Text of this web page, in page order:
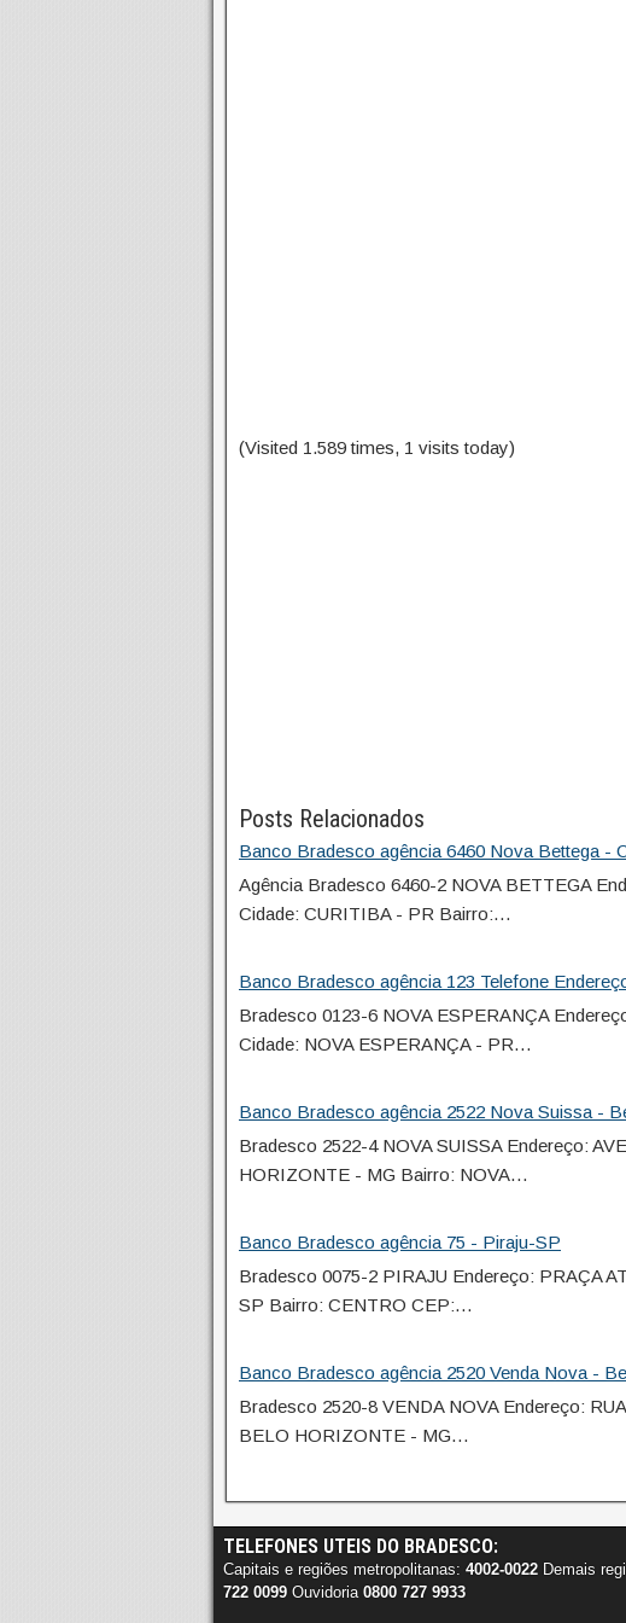
(Visited 1.589 times, 1 visits today)
Posts Relacionados
Banco Bradesco agência 6460 Nova Bettega -
Agência Bradesco 6460-2 NOVA BETTEGA
Cidade: CURITIBA - PR Bairro:…
Banco Bradesco agência 123 Telefone
Bradesco 0123-6 NOVA ESPERANÇA
Cidade: NOVA ESPERANÇA - PR…
Banco Bradesco agência 2522 Nova Suissa -
Bradesco 2522-4 NOVA SUISSA Endereço:
HORIZONTE - MG Bairro: NOVA…
Banco Bradesco agência 75 - Piraju-SP
Bradesco 0075-2 PIRAJU Endereço: PRAÇA
SP Bairro: CENTRO CEP:…
Banco Bradesco agência 2520 Venda Nova -
Bradesco 2520-8 VENDA NOVA Endereço:
BELO HORIZONTE - MG…
TELEFONES UTEIS DO BRADESCO:
Capitais e regiões metropolitanas: 4002-0022 Demais
722 0099 Ouvidoria 0800 727 9933